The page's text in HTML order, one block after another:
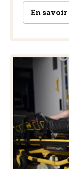
En savoir